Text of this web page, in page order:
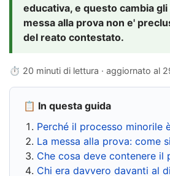
educativa, e questo cambia
messa alla prova non e'
del reato contestato.
⏱ 20 minuti di lettura · aggiornato al
📋 In questa guida
Perché il processo minorile
La messa alla prova: come
Che cosa deve contenere il
Chi era davvero davanti al